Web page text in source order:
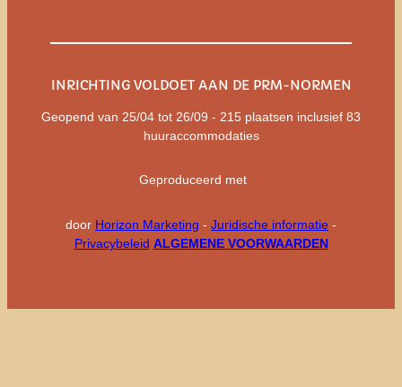
INRICHTING VOLDOET AAN DE PRM-NORMEN
Geopend van 25/04 tot 26/09 - 215 plaatsen inclusief 83
huuraccommodaties
Geproduceerd met
door Horizon Marketing - Juridische informatie -
Privacybeleid ALGEMENE VOORWAARDEN